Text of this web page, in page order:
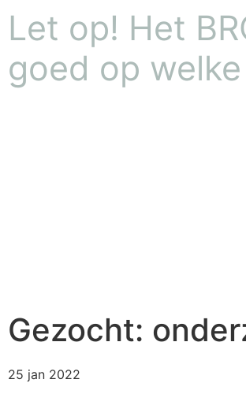
Let op! Het
goed op
Gezocht:
25 jan 2022